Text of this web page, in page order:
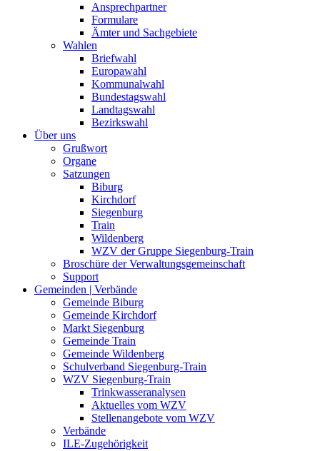
Ansprechpartner
Formulare
Ämter und Sachgebiete
Wahlen
Briefwahl
Europawahl
Kommunalwahl
Bundestagswahl
Landtagswahl
Bezirkswahl
Über uns
Grußwort
Organe
Satzungen
Biburg
Kirchdorf
Siegenburg
Train
Wildenberg
WZV der Gruppe Siegenburg-Train
Broschüre der Verwaltungsgemeinschaft
Support
Gemeinden | Verbände
Gemeinde Biburg
Gemeinde Kirchdorf
Markt Siegenburg
Gemeinde Train
Gemeinde Wildenberg
Schulverband Siegenburg-Train
WZV Siegenburg-Train
Trinkwasseranalysen
Aktuelles vom WZV
Stellenangebote vom WZV
Verbände
ILE-Zugehörigkeit